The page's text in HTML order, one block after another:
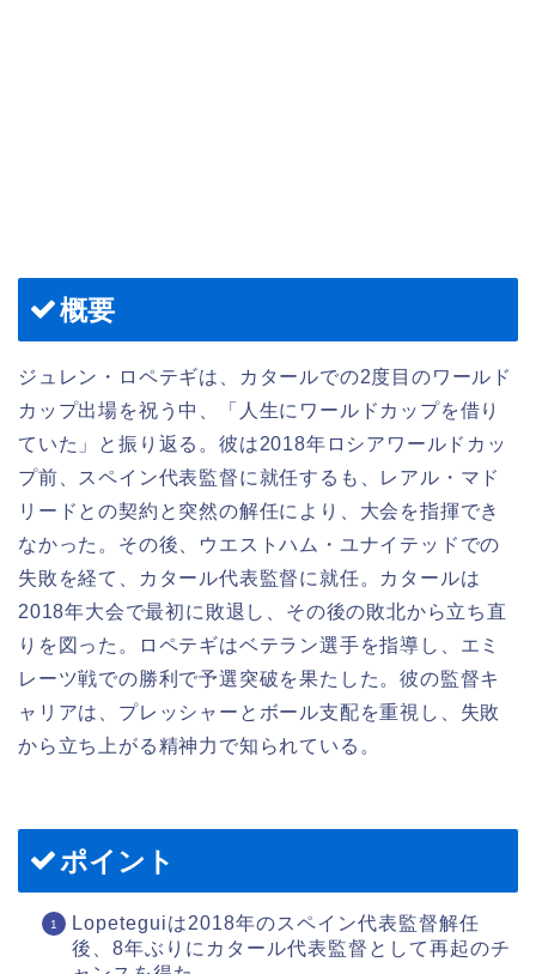
概要
ジュレン・ロペテギは、カタールでの2度目のワールド
カップ出場を祝う中、「人生にワールドカップを借り
ていた」と振り返る。彼は2018年ロシアワールドカッ
プ前、スペイン代表監督に就任するも、レアル・マド
リードとの契約と突然の解任により、大会を指揮でき
なかった。その後、ウエストハム・ユナイテッドでの
失敗を経て、カタール代表監督に就任。カタールは
2018年大会で最初に敗退し、その後の敗北から立ち直
りを図った。ロペテギはベテラン選手を指導し、エミ
レーツ戦での勝利で予選突破を果たした。彼の監督キ
ャリアは、プレッシャーとボール支配を重視し、失敗
から立ち上がる精神力で知られている。
ポイント
Lopeteguiは2018年のスペイン代表監督解任
後、8年ぶりにカタール代表監督として再起のチ